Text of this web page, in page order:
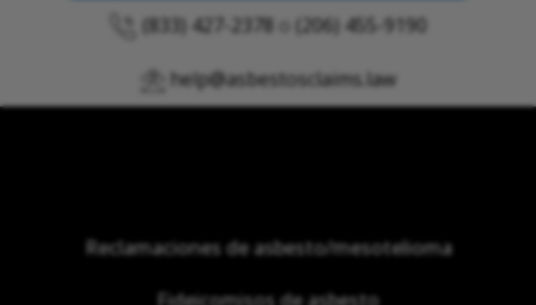
(833) 427-2378 (206) 455-9190
help@asbestosclaims.law
Reclamaciones de asbesto/mesotelioma